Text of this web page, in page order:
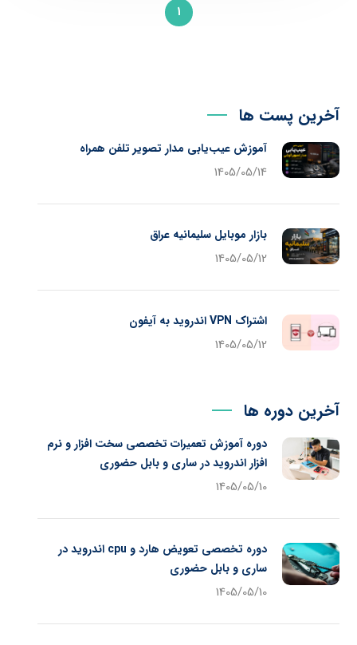
1
آخرین پست ها
آموزش عیب‌یابی مدار تصویر تلفن همراه
1405/05/14
بازار موبایل سلیمانیه عراق
1405/05/12
اشتراک VPN اندروید به آیفون
1405/05/12
آخرین دوره ها
دوره آموزش تعمیرات تخصصی سخت افزار و نرم
افزار اندروید در ساری و بابل حضوری
1405/05/10
دوره تخصصی تعویض هارد و cpu اندروید در
ساری و بابل حضوری
1405/05/10